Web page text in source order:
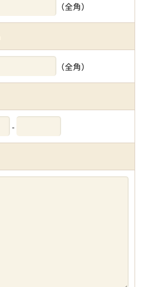
（全角）
（全角）
-